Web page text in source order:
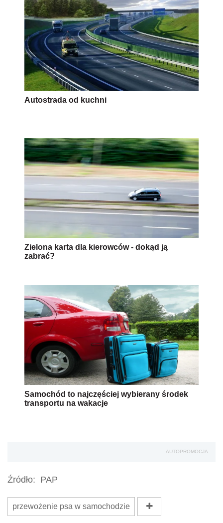
Autostrada od kuchni
Zielona karta dla kierowców - dokąd ją
zabrać?
Samochód to najczęściej wybierany środek
transportu na wakacje
AUTOPROMOCJA
Źródło: PAP
przewożenie psa w samochodzie